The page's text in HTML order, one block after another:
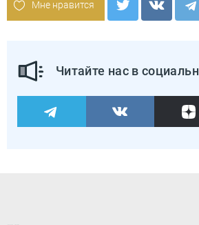
Мне нравится
Читайте нас в